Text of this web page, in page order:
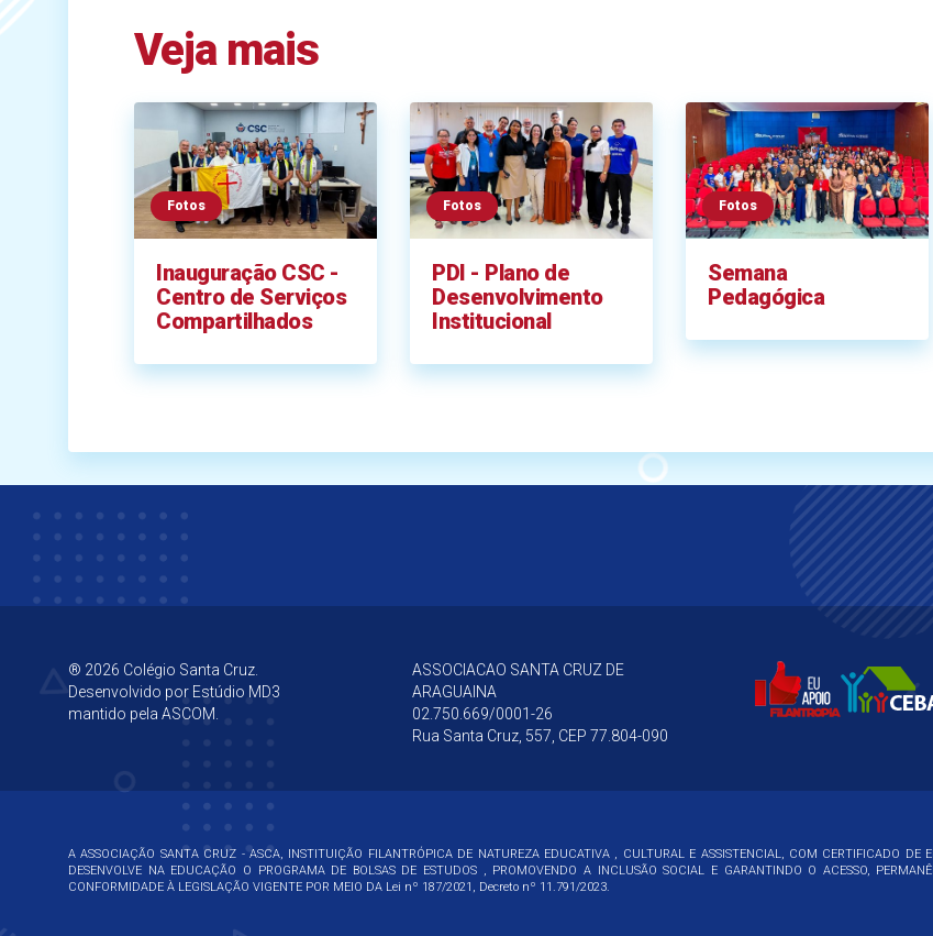
Veja mais
Fotos
Inauguração CSC -
Centro de Serviços
Compartilhados
Fotos
PDI - Plano de
Desenvolvimento
Institucional
Fotos
Semana
Pedagógica
® 2026 Colégio Santa Cruz.
Desenvolvido por Estúdio MD3
mantido pela ASCOM.
ASSOCIACAO SANTA CRUZ DE
ARAGUAINA
02.750.669/0001-26
Rua Santa Cruz, 557, CEP 77.804-090
A ASSOCIAÇÃO SANTA CRUZ - ASCA, INSTITUIÇÃO FILANTRÓPICA DE NATUREZA EDUCATIVA , CULTURAL E ASSISTENCIAL, COM CERTIFICADO DE
DESENVOLVE NA EDUCAÇÃO O PROGRAMA DE BOLSAS DE ESTUDOS , PROMOVENDO A INCLUSÃO SOCIAL E GARANTINDO O ACESSO,
CONFORMIDADE À LEGISLAÇÃO VIGENTE POR MEIO DA Lei nº 187/2021, Decreto nº 11.791/2023.